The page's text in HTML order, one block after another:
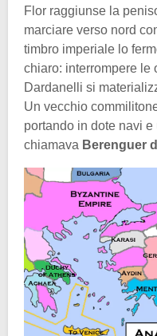
Flor raggiunse la
marciare verso nord
timbro imperiale lo
chiaro: interrompere le
Dardanelli si
Un vecchio
portando in dote navi e
chiamava Berenguer